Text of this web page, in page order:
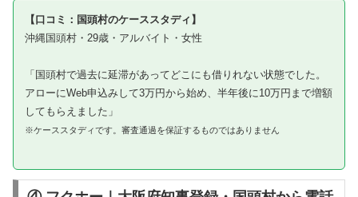
【口コミ：国頭村のケーススタディ】
沖縄国頭村・29歳・アルバイト・女性
「国頭村で過去に延滞があってどこにも借りれない状態でした。
アローにWeb申込みして3万円から始め、半年後に10万円まで増額
してもらえました」
※ケーススタディです。審査通過を保証するものではありません